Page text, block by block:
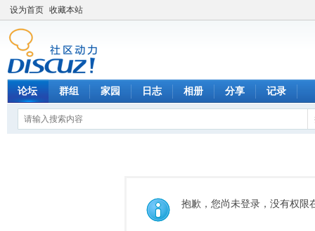
设为首页 收藏本站
论坛 群组 家园 日志 相册 分享 记录
抱歉，您尚未登录，没有权限